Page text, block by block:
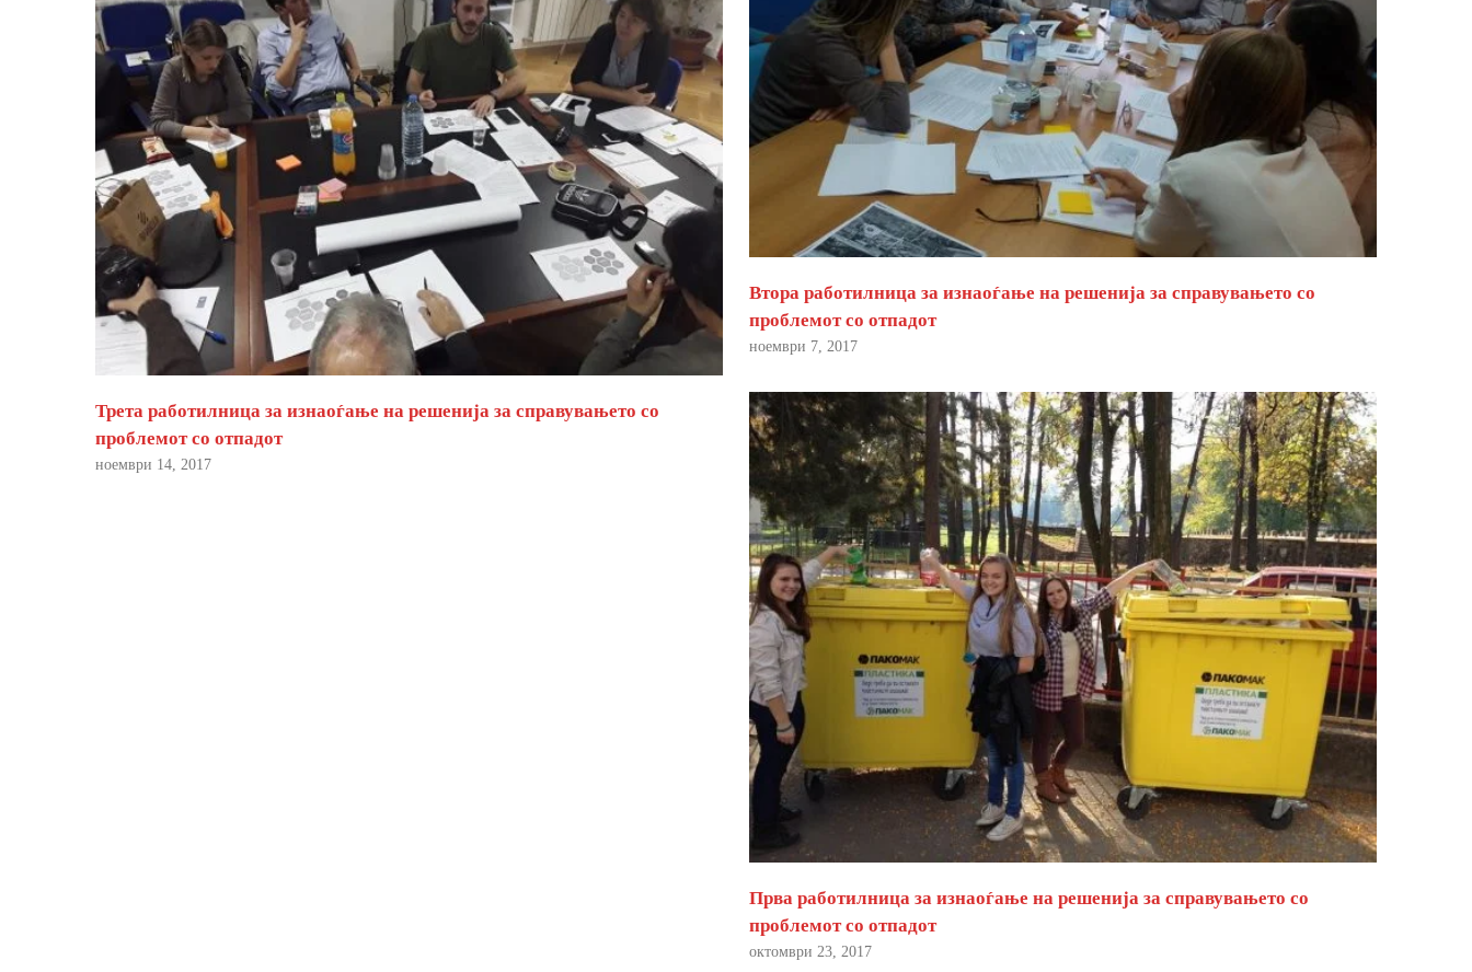
Трета работилница за изнаоѓање на решенија за справувањето со
проблемот со отпадот
ноември 14, 2017
Втора работилница за изнаоѓање на решенија за справувањето со
проблемот со отпадот
ноември 7, 2017
Прва работилница за изнаоѓање на решенија за справувањето со
проблемот со отпадот
октомври 23, 2017